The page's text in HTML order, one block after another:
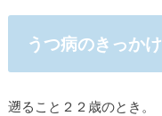
うつ病のきっかけ
遡ること２２歳のとき。